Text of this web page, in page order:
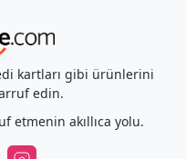
kartları gibi ürünlerini
edin.
etmenin akıllıca yolu.